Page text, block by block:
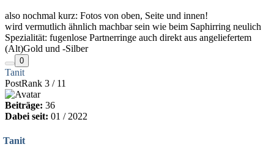
also nochmal kurz: Fotos von oben, Seite und innen!
wird vermutlich ähnlich machbar sein wie beim Saphirring neulich
Spezialität: fugenlose Partnerringe auch direkt aus angeliefertem
(Alt)Gold und -Silber
0
Tanit
PostRank 3 / 11
Beiträge: 36
Dabei seit: 01 / 2022
Tanit